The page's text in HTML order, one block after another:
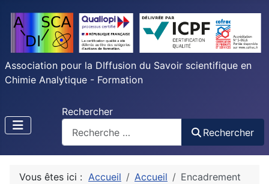
Association pour la DIffusion du Savoir scientifique en
Chimie Analytique - Formation
Rechercher
Rechercher
Vous êtes ici : Accueil Accueil Encadrement